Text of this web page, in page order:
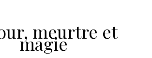
meurtre et
magie